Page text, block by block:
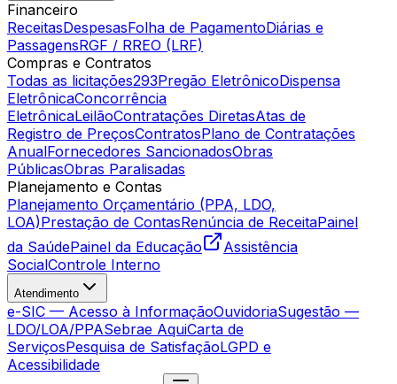
Financeiro
ReceitasDespesasFolha de PagamentoDiárias e
PassagensRGF / RREO (LRF)
Compras e Contratos
Todas as licitações293Pregão EletrônicoDispensa
EletrônicaConcorrência
EletrônicaLeilãoContratações DiretasAtas de
Registro de PreçosContratosPlano de Contratações
AnualFornecedores SancionadosObras
PúblicasObras Paralisadas
Planejamento e Contas
Planejamento Orçamentário (PPA, LDO,
LOA)Prestação de ContasRenúncia de ReceitaPainel
da SaúdePainel da Educação
Assistência
SocialControle Interno
Atendimento
e-SIC — Acesso à InformaçãoOuvidoriaSugestão —
LDO/LOA/PPASebrae AquiCarta de
ServiçosPesquisa de SatisfaçãoLGPD e
Acessibilidade